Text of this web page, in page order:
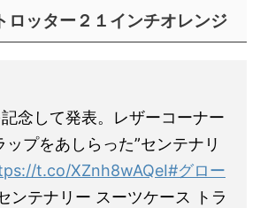
ロッター２１インチオレンジ
念して発表。レザーコーナー
ップをあしらった”センテナリ
t.co/XZnh8wAQeI#グロー
ンテナリー スーツケース トラ